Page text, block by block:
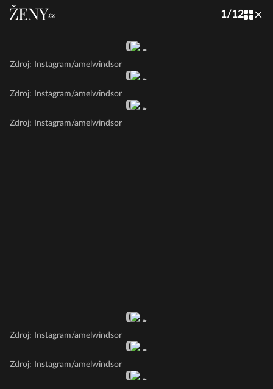
1/12
Zdroj: Instagram/amelwindsor
Zdroj: Instagram/amelwindsor
Zdroj: Instagram/amelwindsor
Zdroj: Instagram/amelwindsor
Zdroj: Instagram/amelwindsor